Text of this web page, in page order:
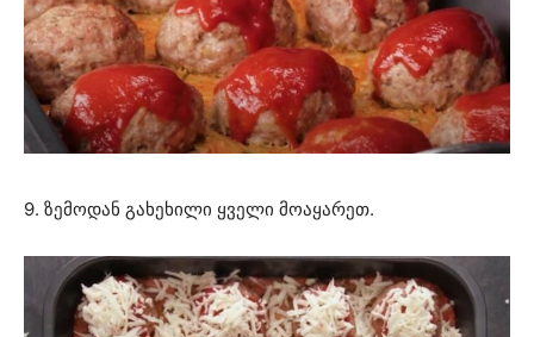
9. ზემოდან გახეხილი ყველი მოაყარეთ.